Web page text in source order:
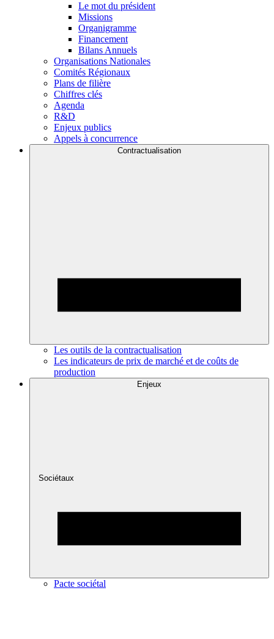
Le mot du président
Missions
Organigramme
Financement
Bilans Annuels
Organisations Nationales
Comités Régionaux
Plans de filière
Chiffres clés
Agenda
R&D
Enjeux publics
Appels à concurrence
Contractualisation
Les outils de la contractualisation
Les indicateurs de prix de marché et de coûts de
production
Enjeux
Sociétaux
Pacte sociétal